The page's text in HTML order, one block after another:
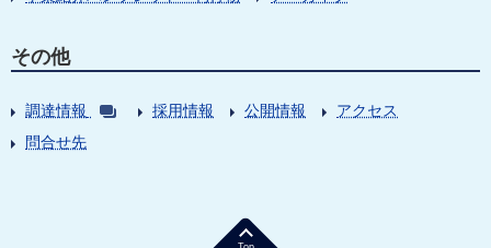
その他
調達情報 採用情報 公開情報
アクセス
問合せ先